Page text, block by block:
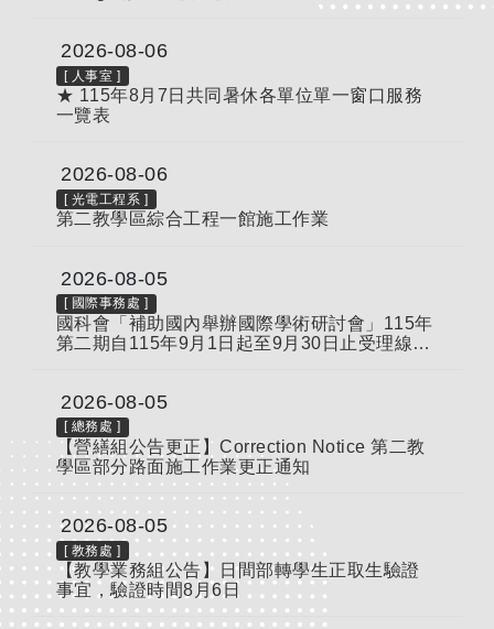
2026-08-06
[ 人事室 ]
★ 115年8月7日共同暑休各單位單一窗口服務
一覽表
2026-08-06
[ 光電工程系 ]
第二教學區綜合工程一館施工作業
2026-08-05
[ 國際事務處 ]
國科會「補助國內舉辦國際學術研討會」115年
第二期自115年9月1日起至9月30日止受理線上
2026-08-05
[ 總務處 ]
【營繕組公告更正】Correction Notice 第二教
學區部分路面施工作業更正通知
2026-08-05
[ 教務處 ]
【教學業務組公告】日間部轉學生正取生驗證
事宜，驗證時間8月6日